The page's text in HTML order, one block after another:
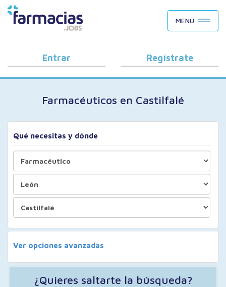
BUSCAR CANDIDATOS
OFERTAS DE EMPLEO
COMO FUNCIONA
PORQUÉ FARMACIAS.JOBS
MENÚ
Entrar Regístrate
Farmacéuticos en Castilfalé
Qué necesitas y dónde
Ver opciones avanzadas
¿Quieres saltarte la búsqueda?